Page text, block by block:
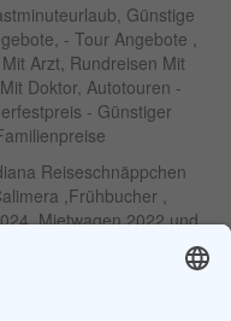
Günstige
- Tour Angebote ,
Arzt, Rundreisen Mit
Doktor, Autotouren -
- Günstiger
Reiseschnäppchen
,Frühbucher ,
,Mietwagen 2022 und
2022 und 2032,
Touren,Angebote Für